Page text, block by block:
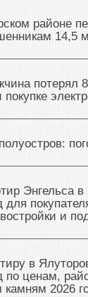
районе
14,5
потерял
Энгельса в
для
и
в
по ценам,
2026